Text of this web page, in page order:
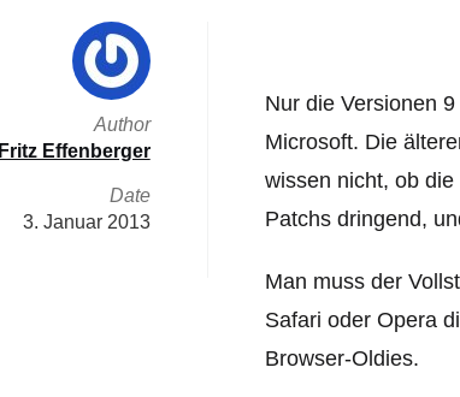
Nur die Versionen
Microsoft. Die
wissen nicht, ob
Patchs dringend,
Man muss der
Safari oder Opera
Browser-Oldies.
Author
Fritz Effenberger
Date
3. Januar 2013